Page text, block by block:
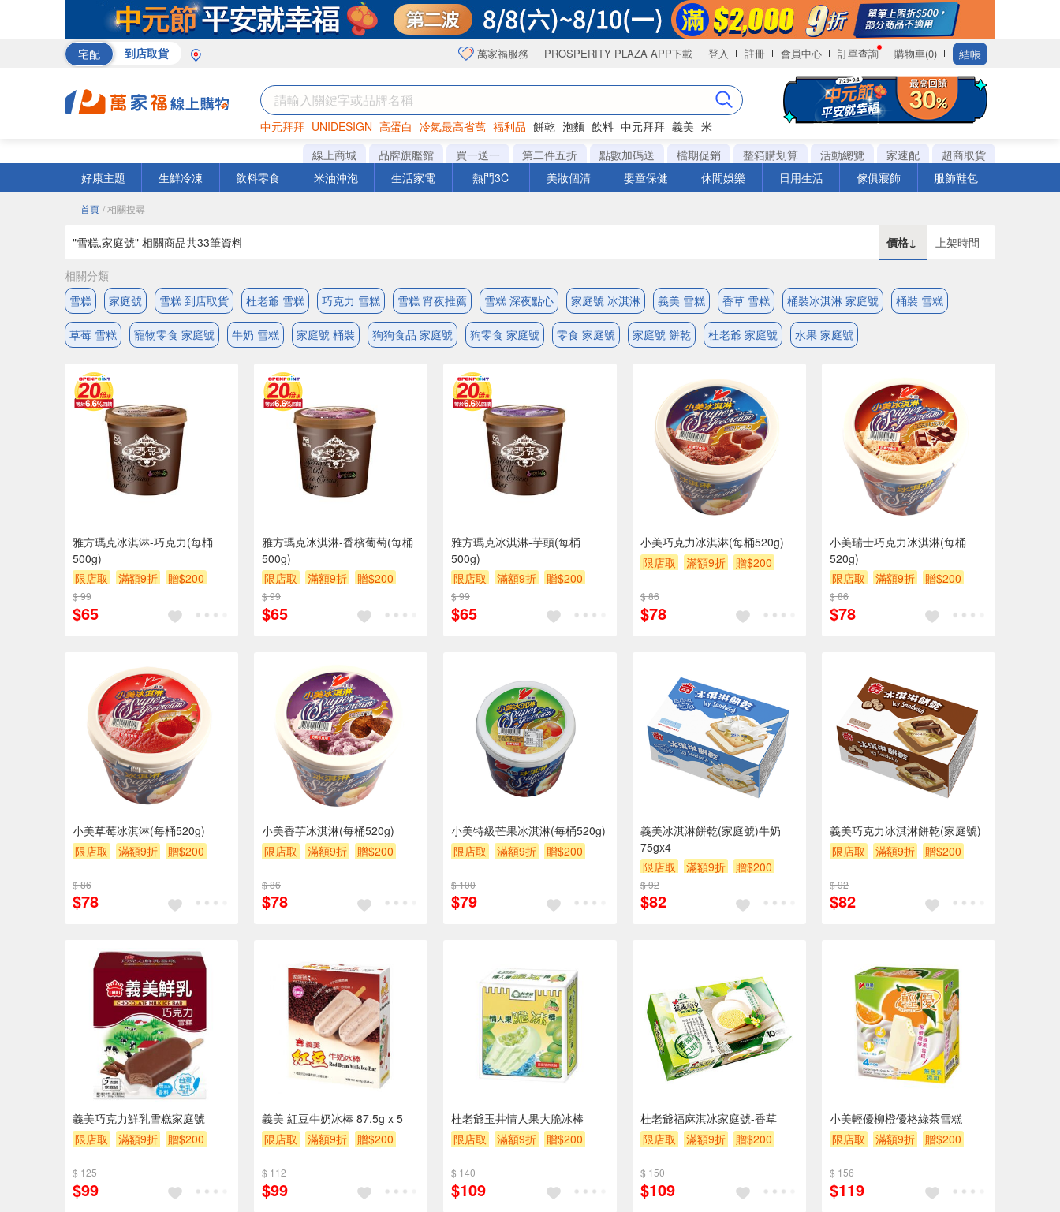
宅配 到店取貨 萬家福服務 PROSPERITY PLAZA APP下載 登入 註冊 會員中心 訂單查詢 購物車(0) 結帳
中元拜拜 UNIDESIGN 高蛋白 冷氣最高省萬 福利品 餅乾 泡麵 飲料 中元拜拜 義美 米
罐頭 咖啡 海苔
線上商城 品牌旗艦館 買一送一 第二件五折 點數加碼送 檔期促銷 整箱購划算 活動總覽 家速配
超商取貨
好康主題
生鮮冷凍 飲料零食 米油沖泡 生活家電 熱門3C 美妝個清 嬰童保健 休閒娛樂 日用生活 傢俱寢飾 服飾鞋包
首頁 / 相關搜尋
"雪糕,家庭號" 相關商品共33筆資料 價格↓ 上架時間
相關分類
雪糕
家庭號 雪糕 到店取貨 杜老爺 雪糕 巧克力 雪糕 雪糕 宵夜推薦 雪糕 深夜點心 家庭號 冰淇淋 義美 雪糕 香草 雪糕 桶裝冰淇淋 家庭號 桶裝 雪糕
草莓 雪糕 寵物零食 家庭號 牛奶 雪糕 家庭號 桶裝 狗狗食品 家庭號 狗零食 家庭號 零食 家庭號 家庭號 餅乾 杜老爺 家庭號 水果 家庭號
雅方瑪克冰淇淋-巧克力(每桶
500g)
限店取
滿額9折 贈$200
$ 99
$65
雅方瑪克冰淇淋-香檳葡萄(每桶
500g)
限店取
滿額9折 贈$200
$ 99
$65
雅方瑪克冰淇淋-芋頭(每桶
500g)
限店取
滿額9折 贈$200
$ 99
$65
小美巧克力冰淇淋(每桶520g)
限店取
滿額9折 贈$200
$ 86
$78
小美瑞士巧克力冰淇淋(每桶
520g)
限店取
滿額9折 贈$200
$ 86
$78
小美草莓冰淇淋(每桶520g)
限店取
滿額9折 贈$200
$ 86
$78
小美香芋冰淇淋(每桶520g)
限店取
滿額9折 贈$200
$ 86
$78
小美特級芒果冰淇淋(每桶520g)
限店取
滿額9折 贈$200
$ 100
$79
義美冰淇淋餅乾(家庭號)牛奶
75gx4
限店取
滿額9折 贈$200
$ 92
$82
義美巧克力冰淇淋餅乾(家庭號)
限店取
滿額9折 贈$200
$ 92
$82
義美巧克力鮮乳雪糕家庭號
限店取
滿額9折 贈$200
$ 125
$99
義美 紅豆牛奶冰棒 87.5g x 5
限店取
滿額9折 贈$200
$ 112
$99
杜老爺玉井情人果大脆冰棒
限店取
滿額9折 贈$200
$ 140
$109
杜老爺福麻淇冰家庭號-香草
限店取
滿額9折 贈$200
$ 150
$109
小美輕優柳橙優格綠茶雪糕
限店取
滿額9折 贈$200
$ 156
$119